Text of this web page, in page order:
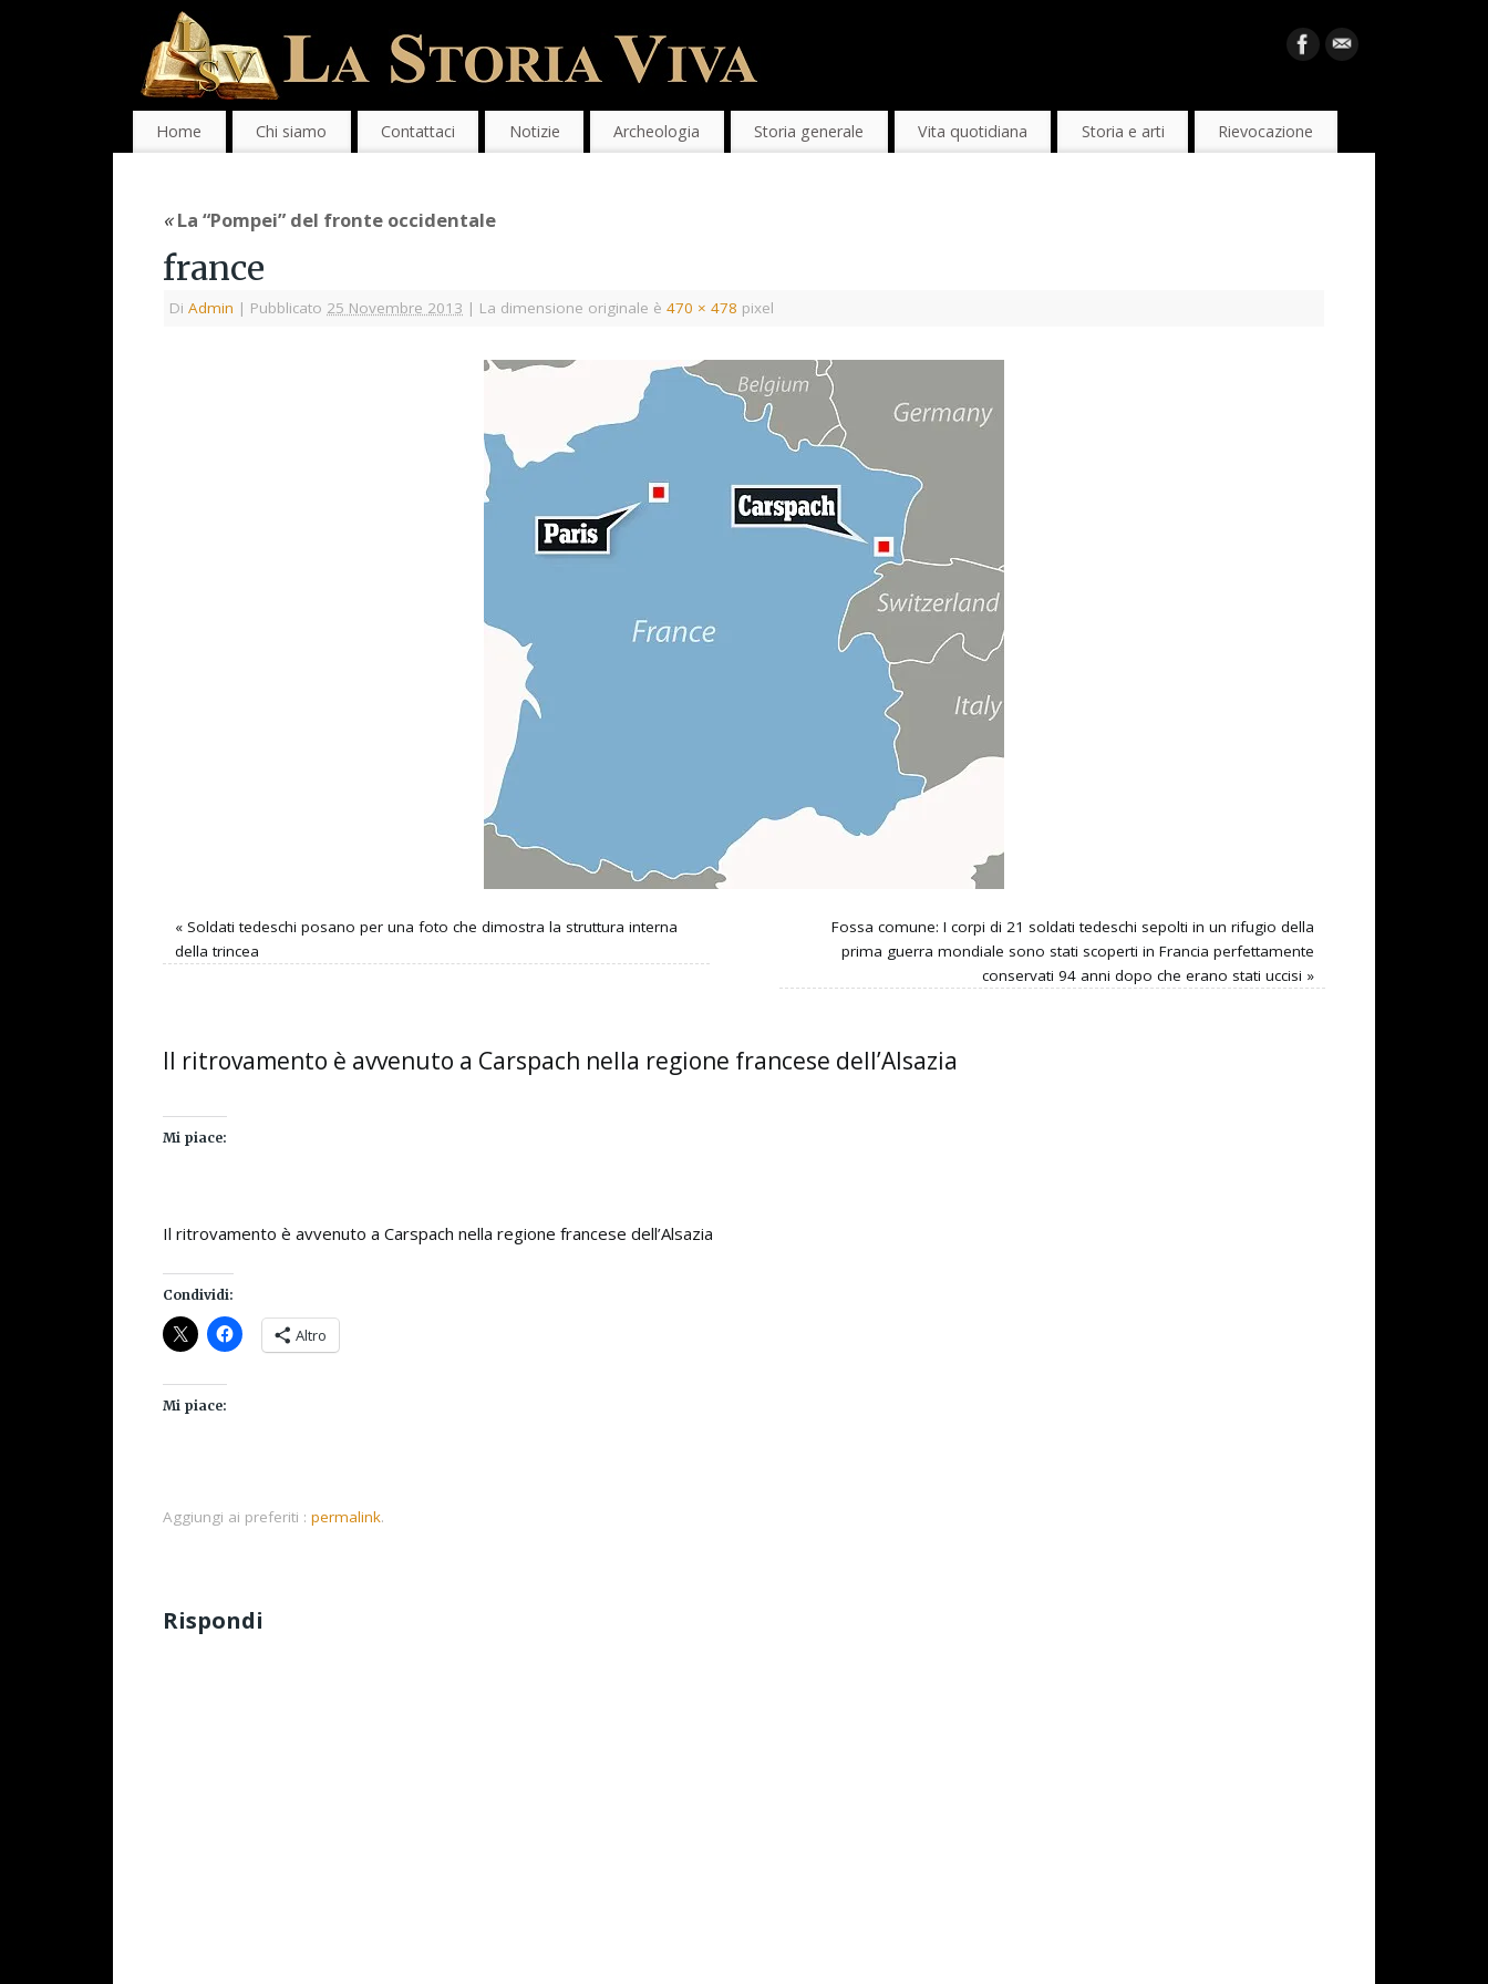
Home Chi siamo Contattaci Notizie Archeologia Storia generale Vita quotidiana Storia e arti Rievocazione
«La “Pompei” del fronte occidentale
france
Di Admin | Pubblicato 25 Novembre 2013 | La dimensione originale è 470 × 478 pixel
« Soldati tedeschi posano per una foto che dimostra la struttura interna
della trincea
Fossa comune: I corpi di 21 soldati tedeschi sepolti in un rifugio della
prima guerra mondiale sono stati scoperti in Francia perfettamente
conservati 94 anni dopo che erano stati uccisi »
Il ritrovamento è avvenuto a Carspach nella regione francese dell’Alsazia
Mi piace:
Il ritrovamento è avvenuto a Carspach nella regione francese dell’Alsazia
Condividi:
Altro
Mi piace:
Aggiungi ai preferiti : permalink.
Rispondi